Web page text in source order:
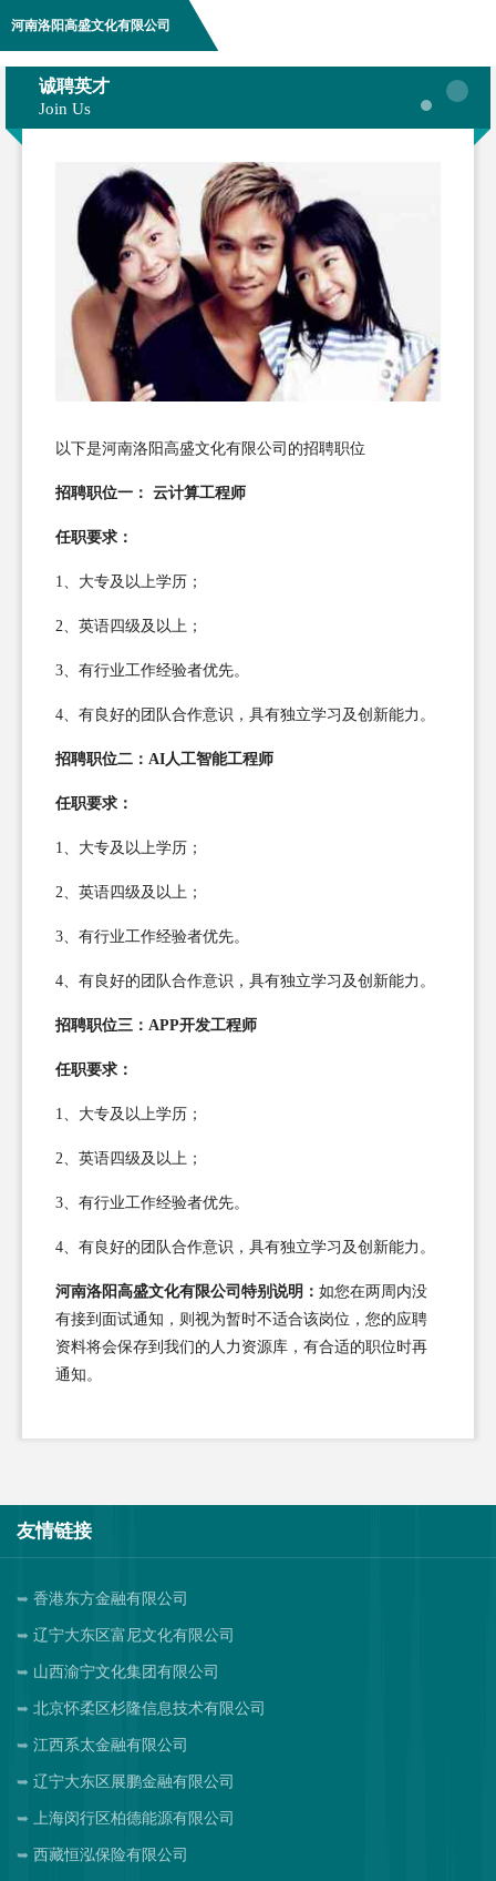
河南洛阳高盛文化有限公司
诚聘英才
Join Us
以下是河南洛阳高盛文化有限公司的招聘职位
招聘职位一： 云计算工程师
任职要求：
1、大专及以上学历；
2、英语四级及以上；
3、有行业工作经验者优先。
4、有良好的团队合作意识，具有独立学习及创新能力。
招聘职位二：AI人工智能工程师
任职要求：
1、大专及以上学历；
2、英语四级及以上；
3、有行业工作经验者优先。
4、有良好的团队合作意识，具有独立学习及创新能力。
招聘职位三：APP开发工程师
任职要求：
1、大专及以上学历；
2、英语四级及以上；
3、有行业工作经验者优先。
4、有良好的团队合作意识，具有独立学习及创新能力。
河南洛阳高盛文化有限公司特别说明： 如您在两周内没
有接到面试通知，则视为暂时不适合该岗位，您的应聘
资料将会保存到我们的人力资源库，有合适的职位时再
通知。
友情链接
香港东方金融有限公司
辽宁大东区富尼文化有限公司
山西渝宁文化集团有限公司
北京怀柔区杉隆信息技术有限公司
江西系太金融有限公司
辽宁大东区展鹏金融有限公司
上海闵行区柏德能源有限公司
西藏恒泓保险有限公司